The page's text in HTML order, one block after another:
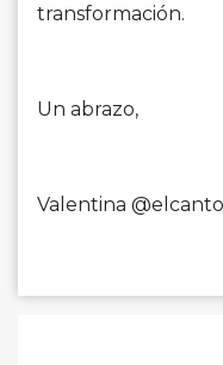
transformación.
Un abrazo,
Valentina